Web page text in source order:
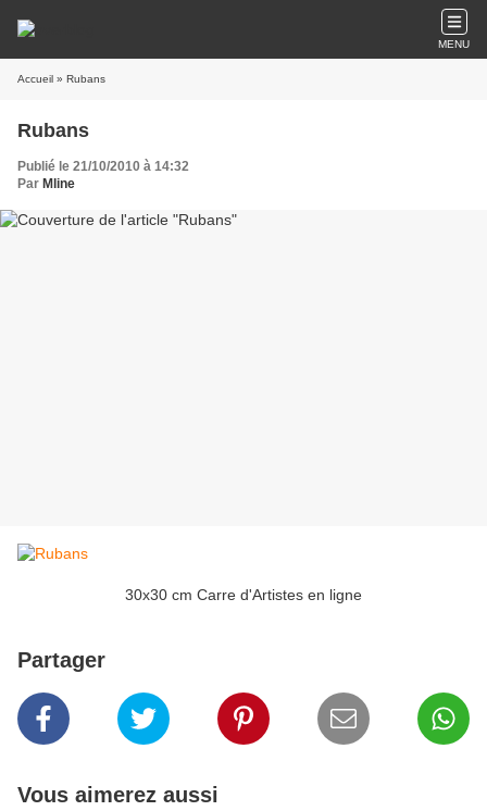
MENU
Accueil » Rubans
Rubans
Publié le 21/10/2010 à 14:32
Par Mline
30x30 cm Carre d'Artistes en ligne
Partager
Vous aimerez aussi